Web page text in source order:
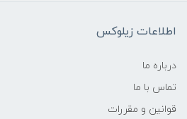
اطلاعات زیلوکس
درباره ما
تماس با ما
قوانین و مقررات